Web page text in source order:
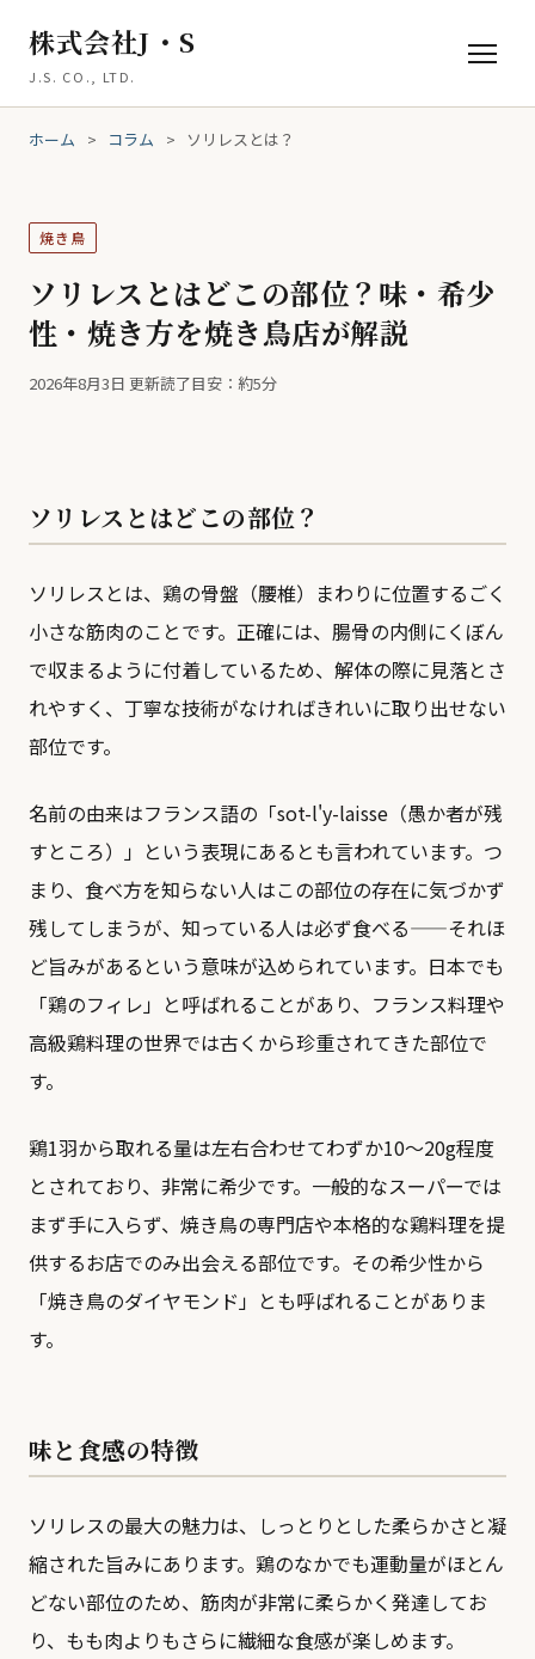
株式会社J・S
J.S. CO., LTD.
ホーム > コラム > ソリレスとは？
焼き鳥
ソリレスとはどこの部位？味・希少
性・焼き方を焼き鳥店が解説
2026年8月3日 更新読了目安：約5分
ソリレスとはどこの部位？
ソリレスとは、鶏の骨盤（腰椎）まわりに位置するごく
小さな筋肉のことです。正確には、腸骨の内側にくぼん
で収まるように付着しているため、解体の際に見落とさ
れやすく、丁寧な技術がなければきれいに取り出せない
部位です。
名前の由来はフランス語の「sot-l'y-laisse（愚か者が残
すところ）」という表現にあるとも言われています。つ
まり、食べ方を知らない人はこの部位の存在に気づかず
残してしまうが、知っている人は必ず食べる——それほ
ど旨みがあるという意味が込められています。日本でも
「鶏のフィレ」と呼ばれることがあり、フランス料理や
高級鶏料理の世界では古くから珍重されてきた部位で
す。
鶏1羽から取れる量は左右合わせてわずか10〜20g程度
とされており、非常に希少です。一般的なスーパーでは
まず手に入らず、焼き鳥の専門店や本格的な鶏料理を提
供するお店でのみ出会える部位です。その希少性から
「焼き鳥のダイヤモンド」とも呼ばれることがありま
す。
味と食感の特徴
ソリレスの最大の魅力は、しっとりとした柔らかさと凝
縮された旨みにあります。鶏のなかでも運動量がほとん
どない部位のため、筋肉が非常に柔らかく発達してお
り、もも肉よりもさらに繊細な食感が楽しめます。